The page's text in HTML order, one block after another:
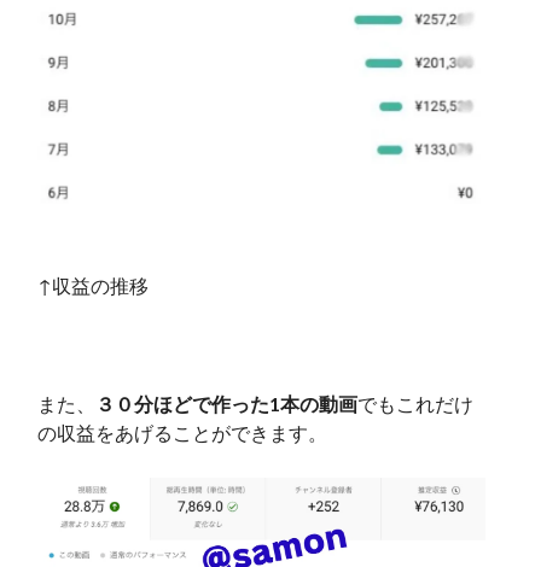
↑収益の推移
また、 ３０分ほどで作った1本の動画でもこれだけ
の収益をあげることができます。